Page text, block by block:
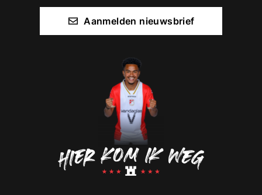
Aanmelden nieuwsbrief